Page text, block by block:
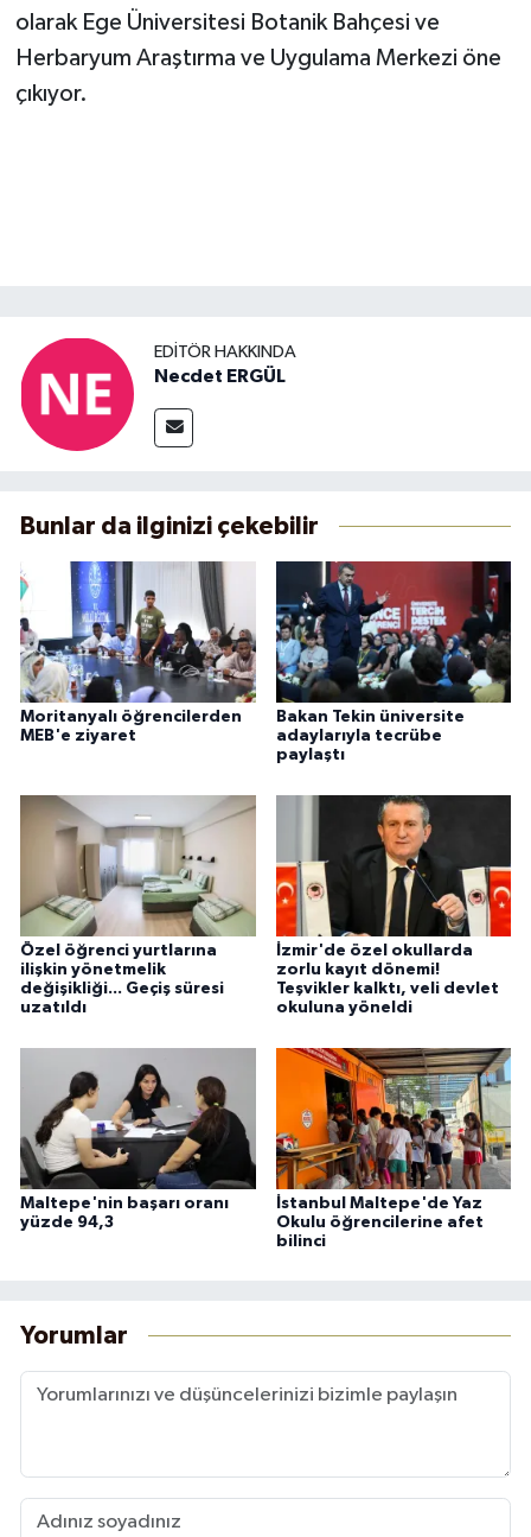
olarak Ege Üniversitesi Botanik Bahçesi ve
Herbaryum Araştırma ve Uygulama Merkezi öne
çıkıyor.
EDITÖR HAKKINDA
Necdet ERGÜL
Bunlar da ilginizi çekebilir
Moritanyalı öğrencilerden
MEB'e ziyaret
Bakan Tekin üniversite
adaylarıyla tecrübe
paylaştı
Özel öğrenci yurtlarına
ilişkin yönetmelik
değişikliği... Geçiş süresi
uzatıldı
İzmir'de özel okullarda
zorlu kayıt dönemi!
Teşvikler kalktı, veli devlet
okuluna yöneldi
Maltepe'nin başarı oranı
yüzde 94,3
İstanbul Maltepe'de Yaz
Okulu öğrencilerine afet
bilinci
Yorumlar